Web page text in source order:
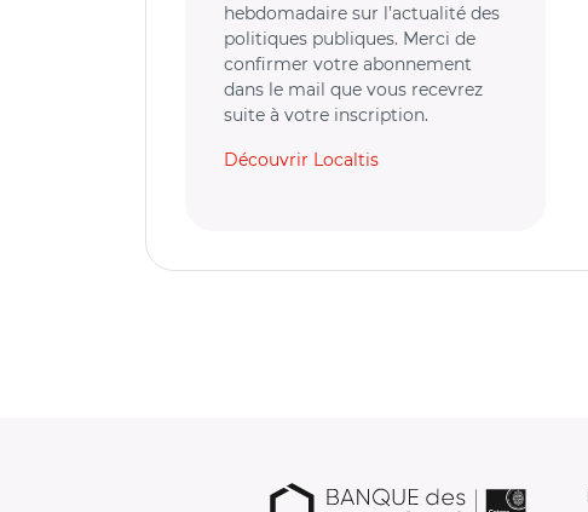
hebdomadaire sur l’actualité des
politiques publiques. Merci de
confirmer votre abonnement
dans le mail que vous recevrez
suite à votre inscription.
Découvrir Localtis